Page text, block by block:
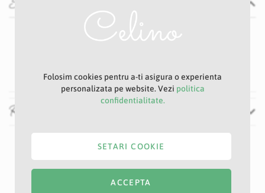
Specificatii
Recenzii
Folosim cookies pentru a-ti asigura o experienta
personalizata pe website. Vezi politica
confidentialitate.
ACCEPTA
SETARI COOKIE